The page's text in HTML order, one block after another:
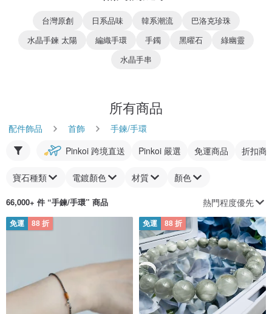
台灣原創 日系品味 韓系潮流
巴洛克珍珠
水晶手鍊 太陽
編織手環 手鐲 黑曜石
綠幽靈
水晶手串
所有商品
配件飾品 首飾
手鍊/手環
Pinkoi 跨境直送
Pinkoi 嚴選 免運商品 折扣商
寶石種類 電鍍顏色 材質 顏色
66,000+ 件 “手鍊/手環” 商品 熱門程度優先
免運 88 折 免運 88 折